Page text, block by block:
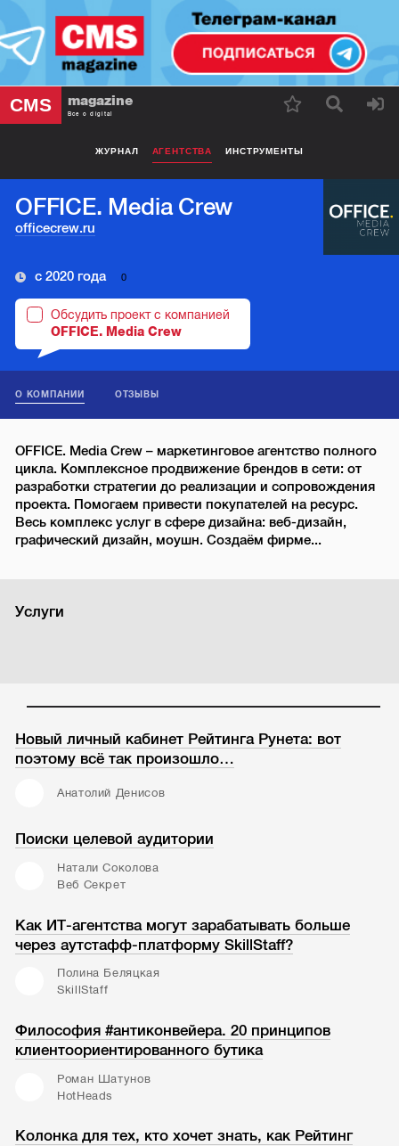
CMS magazine
Все о digital
ЖУРНАЛ АГЕНТСТВА ИНСТРУМЕНТЫ
OFFICE. Media Crew
officecrew.ru
с 2020 года 0
Обсудить проект с компанией
OFFICE. Media Crew
О КОМПАНИИ ОТЗЫВЫ
OFFICE. Media Crew – маркетинговое агентство полного
цикла. Комплексное продвижение брендов в сети: от
разработки стратегии до реализации и сопровождения
проекта. Помогаем привести покупателей на ресурс.
Весь комплекс услуг в сфере дизайна: веб-дизайн,
графический дизайн, моушн. Создаём фирме...
Услуги
Новый личный кабинет Рейтинга Рунета: вот
поэтому всё так произошло…
Анатолий Денисов
Поиски целевой аудитории
Натали Соколова
Веб Секрет
Как ИТ-агентства могут зарабатывать больше
через аутстафф-платформу SkillStaff?
Полина Беляцкая
SkillStaff
Философия #антиконвейера. 20 принципов
клиентоориентированного бутика
Роман Шатунов
HotHeads
Колонка для тех, кто хочет знать, как Рейтинг